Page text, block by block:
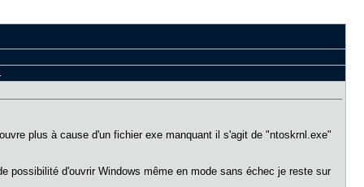
plus à cause d'un fichier exe manquant il s'agit de "ntoskrnl.exe"
possibilité d'ouvrir Windows même en mode sans échec je reste sur